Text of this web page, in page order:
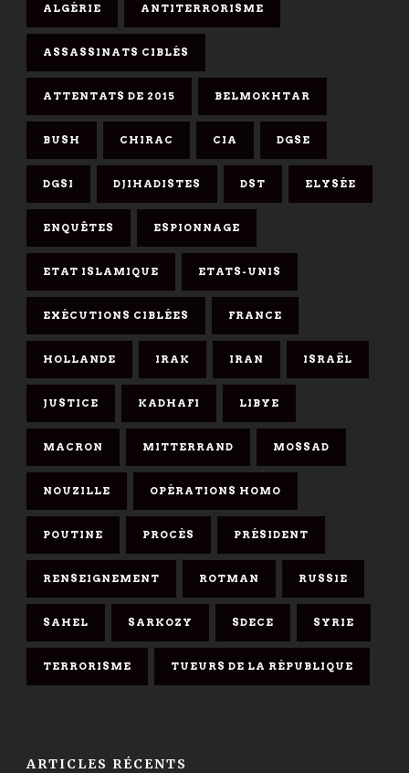
ALGÉRIE ANTITERRORISME
ASSASSINATS CIBLÉS
ATTENTATS DE 2015 BELMOKHTAR
BUSH CHIRAC CIA DGSE
DGSI DJIHADISTES DST ELYSÉE
ENQUÊTES ESPIONNAGE
ETAT ISLAMIQUE ETATS-UNIS
EXÉCUTIONS CIBLÉES FRANCE
HOLLANDE IRAK IRAN ISRAËL
JUSTICE KADHAFI LIBYE
MACRON MITTERRAND MOSSAD
NOUZILLE OPÉRATIONS HOMO
POUTINE PROCÈS PRÉSIDENT
RENSEIGNEMENT ROTMAN RUSSIE
SAHEL SARKOZY SDECE SYRIE
TERRORISME TUEURS DE LA RÉPUBLIQUE
ARTICLES RÉCENTS